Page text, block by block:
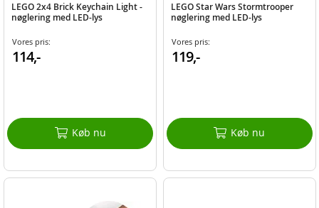
LEGO 2x4 Brick Keychain Light -
nøglering med LED-lys
Vores pris:
114,-
Køb nu
LEGO Star Wars Stormtrooper
nøglering med LED-lys
Vores pris:
119,-
Køb nu